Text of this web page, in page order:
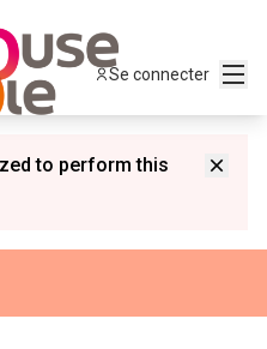
Se connecter
to perform this